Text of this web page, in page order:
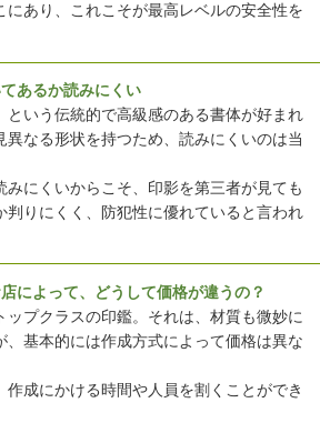
にあり、これこそが最高レベルの安全性を
あるか読みにくい
という伝統的で高級感のある書体が好まれ
異なる形状を持つため、読みにくいのは当
みにくいからこそ、印影を第三者が見ても
判りにくく、防犯性に優れていると言われ
によって、どうして価格が違うの？
ップクラスの印鑑。それは、材質も微妙に
、基本的には作成方式によって価格は異な
作成にかける時間や人員を割くことができ